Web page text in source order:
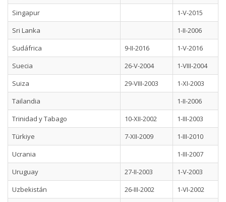
Singapur
1-V-2015
Sri Lanka
1-II-2006
Sudáfrica
9-II-2016
1-V-2016
Suecia
26-V-2004
1-VIII-2004
Suiza
29-VIII-2003
1-XI-2003
Tailandia
1-II-2006
Trinidad y Tabago
10-XII-2002
1-III-2003
Türkiye
7-XII-2009
1-III-2010
Ucrania
1-III-2007
Uruguay
27-II-2003
1-V-2003
Uzbekistán
26-III-2002
1-VI-2002